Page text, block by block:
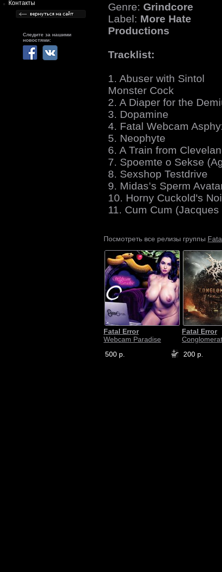
Контакты
Следите за нашими
новостями:
Genre: Grindcore
Label: More Hate
Productions
Tracklist:
1. Abuser with Sintol
Monster Cock
2. A Diaper for the
3. Dopamine
4. Fatal Webcam
5. Neophyte
6. A Train from
7. Spoemte o Sekse
8. Sexshop Testdrive
9. Midas’s Sperm
10. Horny Cuckold's
11. Cum Cum
Посмотреть все релизы группы
Fatal Error
Webcam Paradise
500 р.
Fatal Error
200 р.